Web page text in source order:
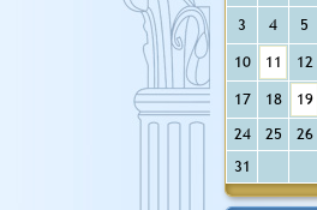
3
4 5
10 11 12
17 18 19
24
25 26
31